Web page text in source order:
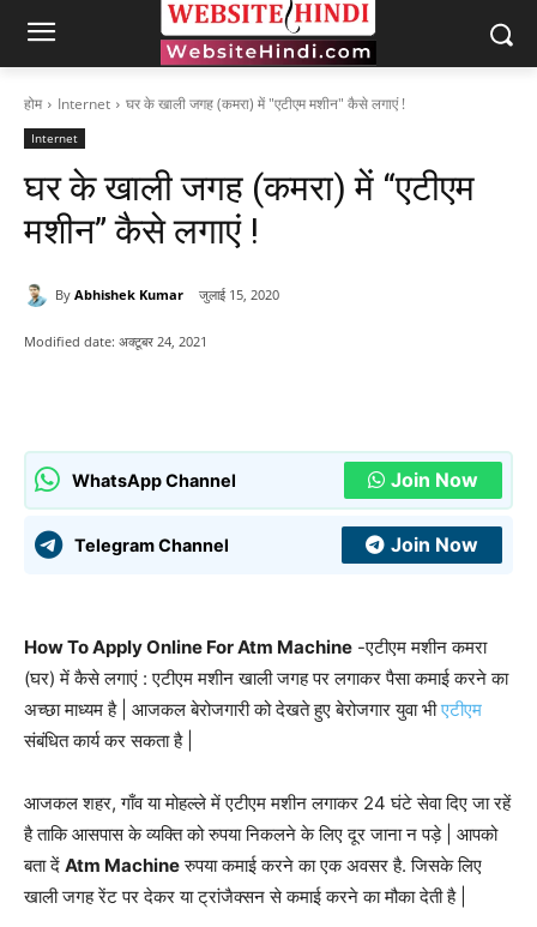
होम Internet घर के खाली जगह (कमरा) में "एटीएम मशीन" कैसे लगाएं !
Internet
घर के खाली जगह (कमरा) में “एटीएम
मशीन” कैसे लगाएं !
By Abhishek Kumar जुलाई 15, 2020
Modified date: अक्टूबर 24, 2021
WhatsApp Channel Join Now
Telegram Channel Join Now
How To Apply Online For Atm Machine -एटीएम मशीन कमरा
(घर) में कैसे लगाएं : एटीएम मशीन खाली जगह पर लगाकर पैसा कमाई करने का
अच्छा माध्यम है | आजकल बेरोजगारी को देखते हुए बेरोजगार युवा भीएटीएम
संबंधित कार्य कर सकता है |
आजकल शहर, गाँव या मोहल्ले में एटीएम मशीन लगाकर 24 घंटे सेवा दिए जा रहें
है ताकि आसपास के व्यक्ति को रुपया निकलने के लिए दूर जाना न पड़े | आपको
बता दें Atm Machineरुपया कमाई करने का एक अवसर है. जिसके लिए
खाली जगह रेंट पर देकर या ट्रांजैक्सन से कमाई करने का मौका देती है |